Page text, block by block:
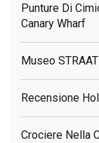
Punture Di
Canary Wharf
Museo
Recensione
Crociere Nella